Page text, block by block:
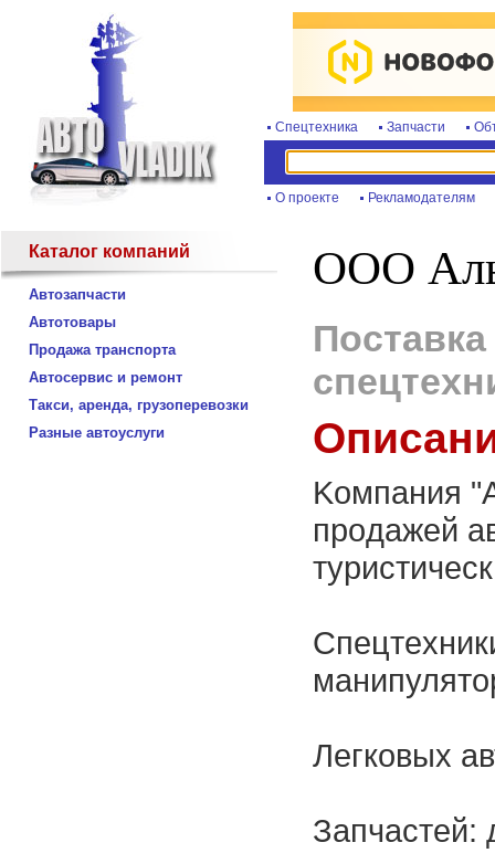
Спецтехника Запчасти
О проекте Рекламодателям
Каталог компаний
Автозапчасти
Автотовары
Продажа транспорта
Автосервис и ремонт
Такси, аренда, грузоперевозки
Разные автоуслуги
ООО
Koмпaния
пpoдaжeй
Лeгкoвыx
Зaпчacтeй: